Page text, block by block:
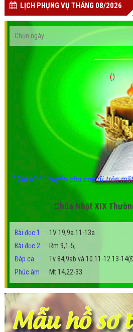
LỊCH PHỤNG VỤ THÁNG 08/2026
()
"Xin Ngài truyền cho con đi trên
Chúa Nhật XIX
Bài đọc 1 : 1V 19,9a.11-13a
Bài đọc 2
: Rm 9,1-5;
Đáp ca
: Tv 84,9ab và 10.11-12.13-
Phúc âm
: Mt 14,22-33